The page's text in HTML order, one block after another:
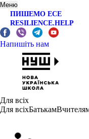
Меню
ПИШЕМО ЕСЕ
RESILIENCE.HELP
Напишіть нам
Для всіх
Для всіхБатькам